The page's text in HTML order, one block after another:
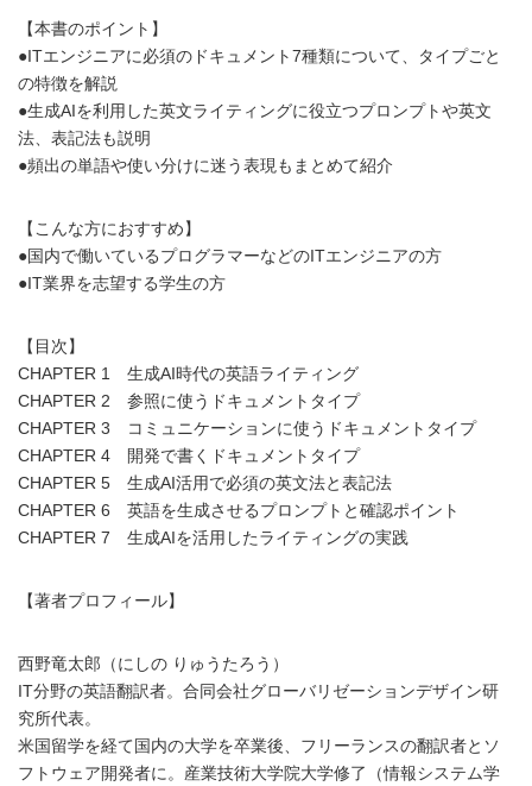
【本書のポイント】
●ITエンジニアに必須のドキュメント7種類について、タイプごと
の特徴を解説
●生成AIを利用した英文ライティングに役立つプロンプトや英文
法、表記法も説明
●頻出の単語や使い分けに迷う表現もまとめて紹介
【こんな方におすすめ】
●国内で働いているプログラマーなどのITエンジニアの方
●IT業界を志望する学生の方
【目次】
CHAPTER 1 生成AI時代の英語ライティング
CHAPTER 2 参照に使うドキュメントタイプ
CHAPTER 3 コミュニケーションに使うドキュメントタイプ
CHAPTER 4 開発で書くドキュメントタイプ
CHAPTER 5 生成AI活用で必須の英文法と表記法
CHAPTER 6 英語を生成させるプロンプトと確認ポイント
CHAPTER 7 生成AIを活用したライティングの実践
【著者プロフィール】
西野竜太郎（にしの りゅうたろう）
IT分野の英語翻訳者。合同会社グローバリゼーションデザイン研
究所代表。
米国留学を経て国内の大学を卒業後、フリーランスの翻訳者とソ
フトウェア開発者に。産業技術大学院大学修了（情報システム学